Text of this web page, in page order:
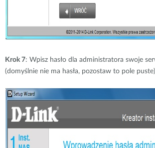
Krok 7: Wpisz hasło dla administratora swoje
(domyślnie nie ma hasła, pozostaw to pole puste)